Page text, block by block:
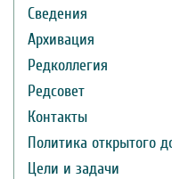
Сведения
Архивация
Редколлегия
Редсовет
Контакты
Политика открытого
Цели и задачи